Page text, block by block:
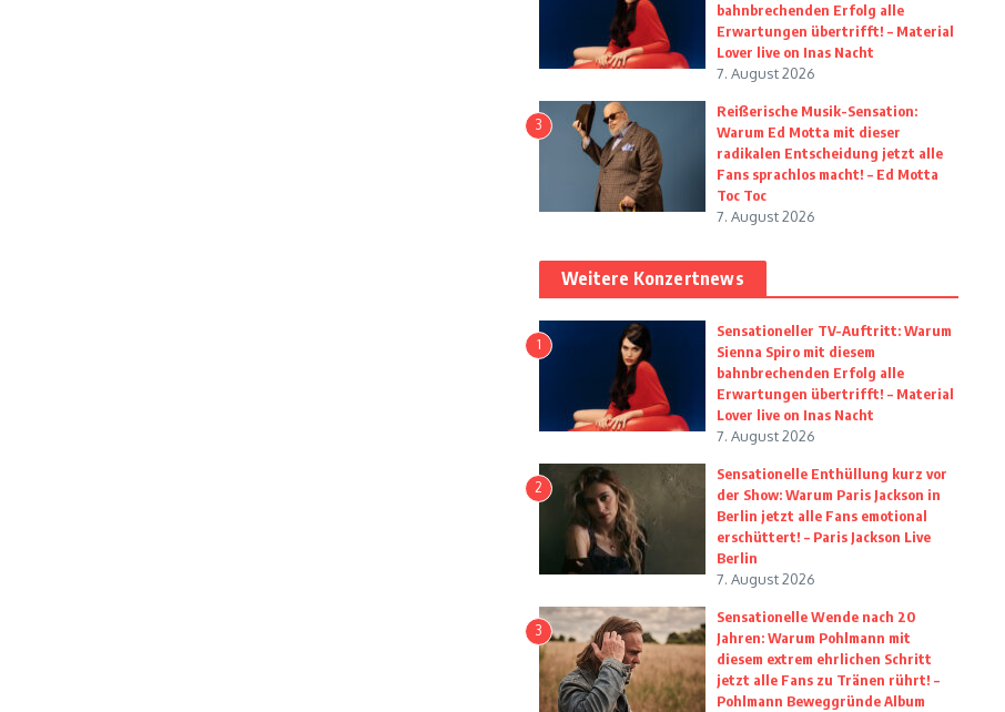
bahnbrechenden Erfolg alle
Erwartungen übertrifft! – Material
Lover live on Inas Nacht
7. August 2026
3
Reißerische Musik-Sensation:
Warum Ed Motta mit dieser
radikalen Entscheidung jetzt alle
Fans sprachlos macht! – Ed Motta
Toc Toc
7. August 2026
Weitere Konzertnews
1
Sensationeller TV-Auftritt: Warum
Sienna Spiro mit diesem
bahnbrechenden Erfolg alle
Erwartungen übertrifft! – Material
Lover live on Inas Nacht
7. August 2026
2
Sensationelle Enthüllung kurz vor
der Show: Warum Paris Jackson in
Berlin jetzt alle Fans emotional
erschüttert! – Paris Jackson Live
Berlin
7. August 2026
3
Sensationelle Wende nach 20
Jahren: Warum Pohlmann mit
diesem extrem ehrlichen Schritt
jetzt alle Fans zu Tränen rührt! –
Pohlmann Beweggründe Album